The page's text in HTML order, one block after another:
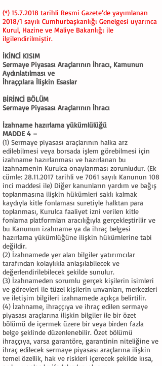
(*) 15.7.2018 tarihli Resmi Gazete’de yayımlanan
2018/1 sayılı Cumhurbaşkanlığı Genelgesi uyarınca
Kurul, Hazine ve Maliye Bakanlığı ile
ilgilendirilmiştir.
İKİNCİ KISIM
Sermaye Piyasası Araçlarının İhracı, Kamunun
Aydınlatılması ve
İhraççılara İlişkin Esaslar
BİRİNCİ BÖLÜM
Sermaye Piyasası Araçlarının İhracı
İzahname hazırlama yükümlülüğü
MADDE 4 –
(1) Sermaye piyasası araçlarının halka arz
edilebilmesi veya borsada işlem görebilmesi için
izahname hazırlanması ve hazırlanan bu
izahnamenin Kurulca onaylanması zorunludur. (Ek
cümle: 28.11.2017 tarihli ve 7061 sayılı Kanunun 108
inci maddesi ile) Diğer kanunların yardım ve bağış
toplanmasına ilişkin hükümleri saklı kalmak
kaydıyla kitle fonlaması suretiyle halktan para
toplanması, Kurulca faaliyet izni verilen kitle
fonlama platformları aracılığıyla gerçekleştirilir ve
bu Kanunun izahname ya da ihraç belgesi
hazırlama yükümlüğüne ilişkin hükümlerine tabi
değildir.
(2) İzahnamede yer alan bilgiler yatırımcılar
tarafından kolaylıkla anlaşılabilecek ve
değerlendirilebilecek şekilde sunulur.
(3) İzahnameden sorumlu gerçek kişilerin isimleri
ve görevleri ile tüzel kişilerin unvanları, merkezleri
ve iletişim bilgileri izahnamede açıkça belirtilir.
(4) İzahname, ihraççıya ve ihraç edilen sermaye
piyasası araçlarına ilişkin bilgiler ile bir özet
bölümü de içermek üzere bir veya birden fazla
belge şeklinde düzenlenebilir. Özet bölümü
ihraççıya, varsa garantöre, garantinin niteliğine ve
ihraç edilecek sermaye piyasası araçlarına ilişkin
temel özellik, hak ve riskleri içerecek şekilde kısa,